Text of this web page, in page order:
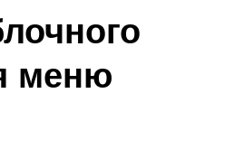
меню